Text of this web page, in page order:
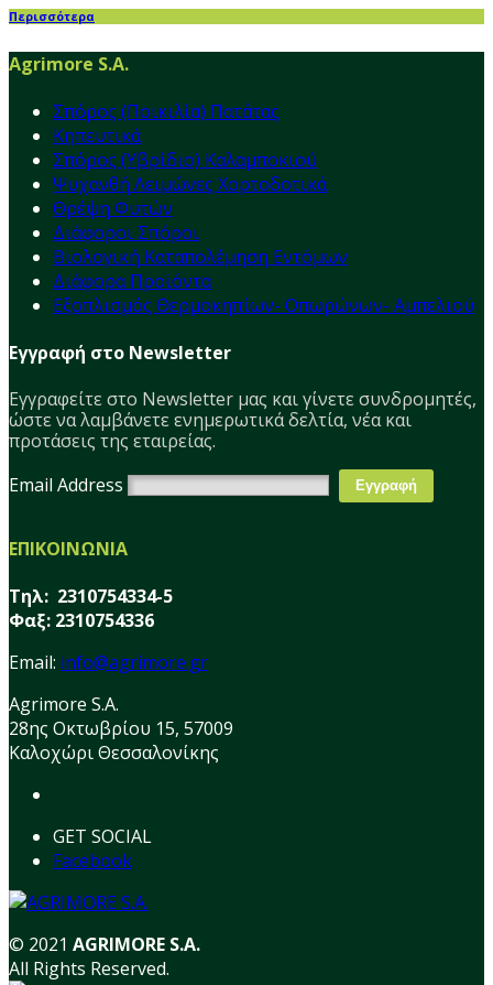
Περισσότερα
Agrimore S.A.
Σπόρος (Ποικιλία) Πατάτας
Κηπευτικά
Σπόρος (Υβρίδιο) Καλαμποκιού
Ψυχανθή Λειμώνες Χορτοδοτικά
Θρέψη Φυτών
Διάφοροι Σπόροι
Βιολογική Καταπολέμηση Εντόμων
Διάφορα Προϊόντα
Εξοπλισμός Θερμοκηπίων- Οπωρώνων- Αμπελιού
Εγγραφή στο Newsletter
Εγγραφείτε στο Νewsletter μας και γίνετε συνδρομητές,
ώστε να λαμβάνετε ενημερωτικά δελτία, νέα και
προτάσεις της εταιρείας.
Email Address
ΕΠΙΚΟΙΝΩΝΙΑ
Τηλ: 2310754334-5
Φαξ: 2310754336
Email: info@agrimore.gr
Agrimore S.A.
28ης Οκτωβρίου 15, 57009
Καλοχώρι Θεσσαλονίκης
GET SOCIAL
Facebook
© 2021 AGRIMORE S.A.
All Rights Reserved.